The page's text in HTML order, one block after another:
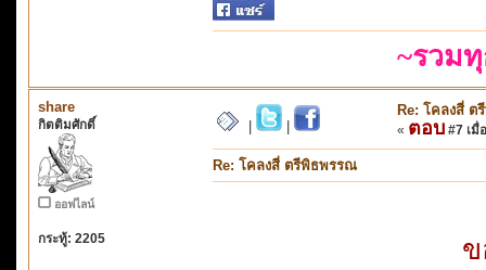
~รวม
share
กิตติมศักดิ์
ออฟไลน์
กระทู้: 2205
Re: โคลงสี่ ต
« ตอบ #7 เมื่
Re: โคลงสี่ ตรีพิธพรรณ
ข